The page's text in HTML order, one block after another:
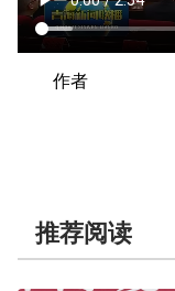
作者
推荐阅读